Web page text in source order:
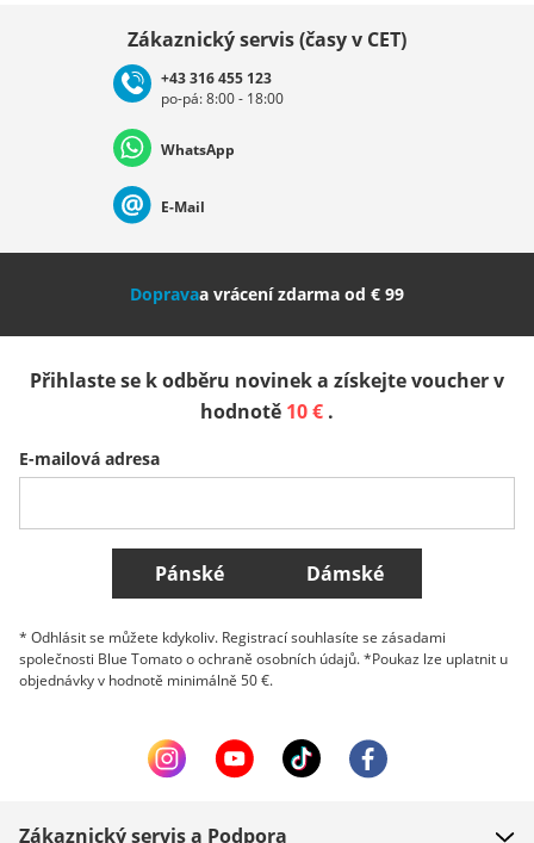
Deutschland Österreich
Nederland Italia (Italiano) Italien (Deutsch)
Slovenija
Belgique (Français) Danmark Norge
Všechny země
Zákaznický servis (časy v CET)
+43 316 455 123
po-pá: 8:00 - 18:00
WhatsApp
E-Mail
Dopravaa vrácení zdarma od € 99
Přihlaste se k odběru novinek a získejte voucher v
hodnotě 10 € .
E-mailová adresa
Pánské Dámské
* Odhlásit se můžete kdykoliv. Registrací souhlasíte se zásadami
společnosti Blue Tomato o ochraně osobních údajů. *Poukaz lze uplatnit u
objednávky v hodnotě minimálně 50 €.
Zákaznický servis a Podpora